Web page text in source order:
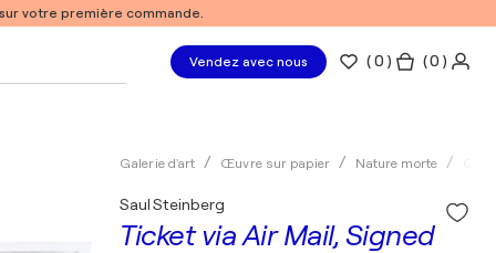
votre première commande.
Vendez avec nous (0 ) ( 0 )
Galerie d'art Œuvre sur papier Nature morte
Ticket via Air Mail, Signed
Saul Steinberg